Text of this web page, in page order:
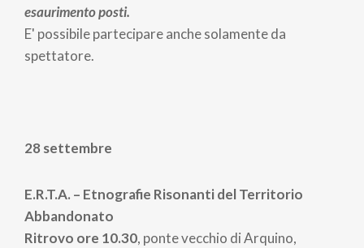
esaurimento posti.
E' possibile partecipare anche solamente da
spettatore.
28 settembre
E.R.T.A. – Etnografie Risonanti del Territorio
Abbandonato
Ritrovo ore 10.30, ponte vecchio di Arquino,